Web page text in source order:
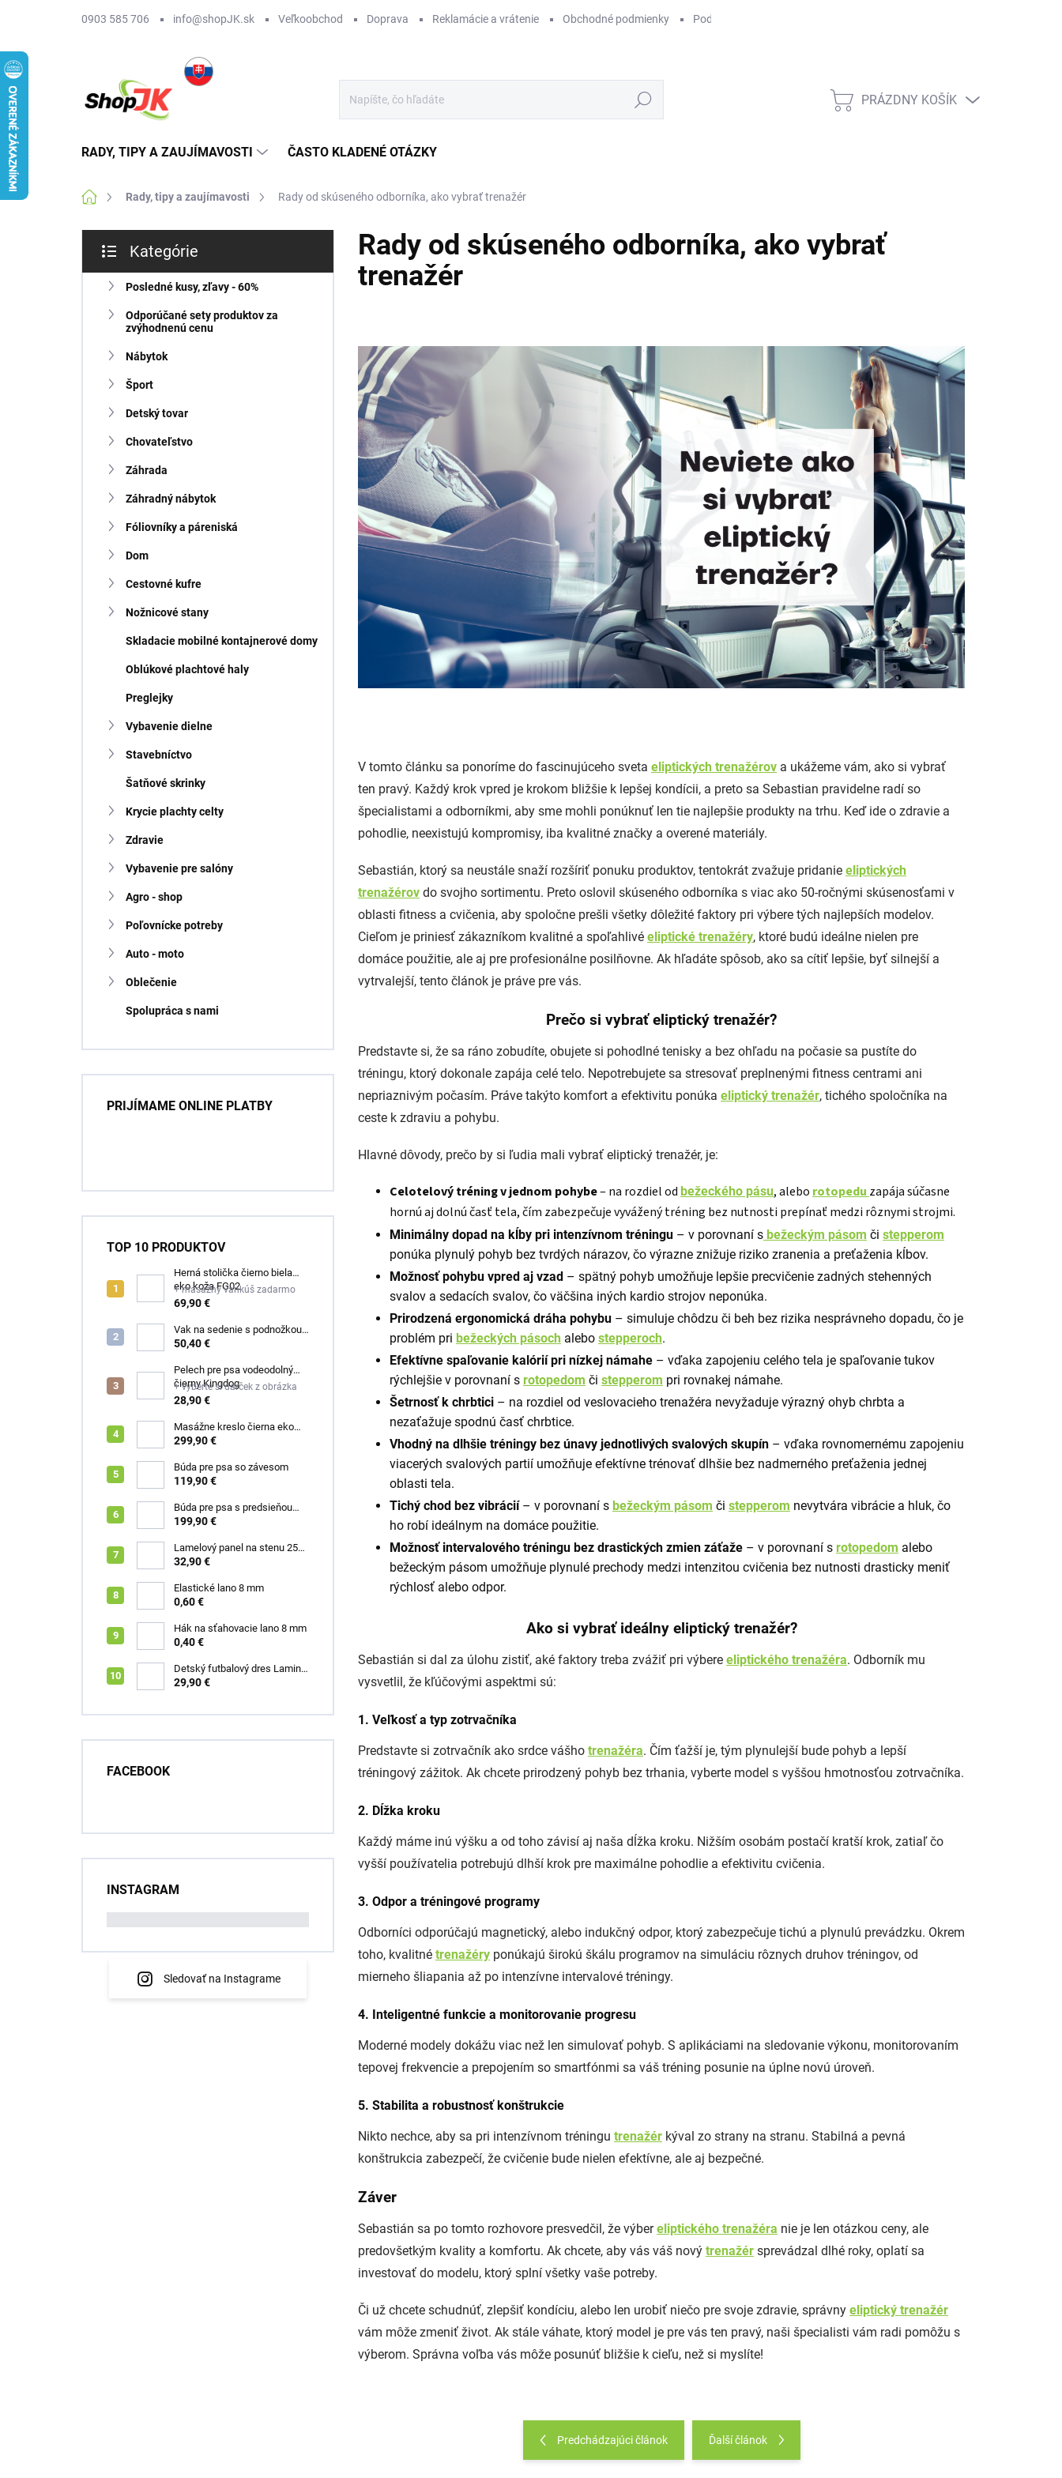
0903 585 706 info@shopJK.sk Veľkoobchod Doprava Reklamácie a vrátenie Obchodné podmienky Podmienky ochrany osobných údajov
Hľadať
NÁKUPNÝ
PRÁZDNY KOŠÍK
RADY, TIPY A ZAUJÍMAVOSTI ČASTO KLADENÉ OTÁZKY
DomovRady, tipy a zaujímavosti Rady od skúseného odborníka, ako vybrať trenažér
č
kategórie
Kategórie
Posledné kusy, zľavy - 60%
Odporúčané sety produktov za
zvýhodnenú cenu
Nábytok
Šport
Detský tovar
Chovateľstvo
Záhrada
Záhradný nábytok
Fóliovníky a páreniská
Dom
Cestovné kufre
Nožnicové stany
Skladacie mobilné kontajnerové domy
Oblúkové plachtové haly
Preglejky
Vybavenie dielne
Stavebníctvo
Šatňové skrinky
Krycie plachty celty
Zdravie
Vybavenie pre salóny
Agro - shop
Poľovnícke potreby
Auto - moto
Oblečenie
Spolupráca s nami
PRIJÍMAME ONLINE PLATBY
TOP 10 PRODUKTOV
Herná stolička čierno biela
eko koža FG02
+ masážny vankúš zadarmo
69,90 €
Vak na sedenie s podnožkou
čierny ekokoža
50,40 €
Pelech pre psa vodeodolný
čierny Kingdog
+ vyberte si darček z obrázka
28,90 €
Masážne kreslo čierna eko
koža Box
299,90 €
Búda pre psa so závesom
119,90 €
Búda pre psa s predsieňou
šedá XL Roky
199,90 €
Lamelový panel na stenu 255
x 46 cm dub zlatý
32,90 €
Elastické lano 8 mm
0,60 €
Hák na sťahovacie lano 8 mm
0,40 €
Detský futbalový dres Lamine
Yamal FC Barcelona
29,90 €
FACEBOOK
INSTAGRAM
Sledovať na Instagrame
Rady od skúseného odborníka, ako vybrať
trenažér
V tomto článku sa ponoríme do fascinujúceho sveta eliptických trenažérov a ukážeme vám, ako si vybrať
ten pravý. Každý krok vpred je krokom bližšie k lepšej kondícii, a preto sa Sebastian pravidelne radí so
špecialistami a odborníkmi, aby sme mohli ponúknuť len tie najlepšie produkty na trhu. Keď ide o zdravie a
pohodlie, neexistujú kompromisy, iba kvalitné značky a overené materiály.
Sebastián, ktorý sa neustále snaží rozšíriť ponuku produktov, tentokrát zvažuje pridanie eliptických
trenažérov do svojho sortimentu. Preto oslovil skúseného odborníka s viac ako 50-ročnými skúsenosťami v
oblasti fitness a cvičenia, aby spoločne prešli všetky dôležité faktory pri výbere tých najlepších modelov.
Cieľom je priniesť zákazníkom kvalitné a spoľahlivé eliptické trenažéry, ktoré budú ideálne nielen pre
domáce použitie, ale aj pre profesionálne posilňovne. Ak hľadáte spôsob, ako sa cítiť lepšie, byť silnejší a
vytrvalejší, tento článok je práve pre vás.
Prečo si vybraťeliptický trenažér?
Predstavte si, že sa ráno zobudíte, obujete si pohodlné tenisky a bez ohľadu na počasie sa pustíte do
tréningu, ktorý dokonale zapája celé telo. Nepotrebujete sa stresovať preplnenými fitness centrami ani
nepriaznivým počasím. Práve takýto komfort a efektivitu ponúka eliptický trenažér, tichého spoločníka na
ceste k zdraviu a pohybu.
Hlavné dôvody, prečo by si ľudia mali vybrať eliptický trenažér, je:
Celotelový tréning v jednom pohybe– na rozdiel od bežeckého pásu, alebo rotopedu zapája súčasne
hornú aj dolnú časť tela, čím zabezpečuje vyvážený tréning bez nutnosti prepínať medzi rôznymi strojmi.
Minimálny dopad na kĺby pri intenzívnom tréningu – v porovnaní s bežeckým pásom či stepperom
ponúka plynulý pohyb bez tvrdých nárazov, čo výrazne znižuje riziko zranenia a preťaženia kĺbov.
Možnosť pohybu vpred aj vzad – spätný pohyb umožňuje lepšie precvičenie zadných stehenných
svalov a sedacích svalov, čo väčšina iných kardio strojov neponúka.
Prirodzená ergonomická dráha pohybu – simuluje chôdzu či beh bez rizika nesprávneho dopadu, čo je
problém pri bežeckých pásoch alebo stepperoch.
Efektívne spaľovanie kalórií pri nízkej námahe – vďaka zapojeniu celého tela je spaľovanie tukov
rýchlejšie v porovnaní s rotopedom či stepperom pri rovnakej námahe.
Šetrnosť k chrbtici – na rozdiel od veslovacieho trenažéra nevyžaduje výrazný ohyb chrbta a
nezaťažuje spodnú časť chrbtice.
Vhodný na dlhšie tréningy bez únavy jednotlivých svalových skupín – vďaka rovnomernému zapojeniu
viacerých svalových partií umožňuje efektívne trénovať dlhšie bez nadmerného preťaženia jednej
oblasti tela.
Tichý chod bez vibrácií– v porovnaní s bežeckým pásom či stepperom nevytvára vibrácie a hluk, čo
ho robí ideálnym na domáce použitie.
Možnosť intervalového tréningu bez drastických zmien záťaže – v porovnaní s rotopedom alebo
bežeckým pásom umožňuje plynulé prechody medzi intenzitou cvičenia bez nutnosti drasticky meniť
rýchlosť alebo odpor.
Ako si vybrať ideálny eliptický trenažér?
Sebastián si dal za úlohu zistiť, aké faktory treba zvážiť pri výbere eliptického trenažéra. Odborník mu
vysvetlil, že kľúčovými aspektmi sú:
1. Veľkosť a typ zotrvačníka
Predstavte si zotrvačník ako srdce vášho trenažéra. Čím ťažší je, tým plynulejší bude pohyb a lepší
tréningový zážitok. Ak chcete prirodzený pohyb bez trhania, vyberte model s vyššou hmotnosťou zotrvačníka.
2. Dĺžka kroku
Každý máme inú výšku a od toho závisí aj naša dĺžka kroku. Nižším osobám postačí kratší krok, zatiaľ čo
vyšší používatelia potrebujú dlhší krok pre maximálne pohodlie a efektivitu cvičenia.
3. Odpor a tréningové programy
Odborníci odporúčajú magnetický, alebo indukčný odpor, ktorý zabezpečuje tichú a plynulú prevádzku. Okrem
toho, kvalitné trenažéry ponúkajú širokú škálu programov na simuláciu rôznych druhov tréningov, od
mierneho šliapania až po intenzívne intervalové tréningy.
4. Inteligentné funkcie a monitorovanie progresu
Moderné modely dokážu viac než len simulovať pohyb. S aplikáciami na sledovanie výkonu, monitorovaním
tepovej frekvencie a prepojením so smartfónmi sa váš tréning posunie na úplne novú úroveň.
5. Stabilita a robustnosť konštrukcie
Nikto nechce, aby sa pri intenzívnom tréningu trenažér kýval zo strany na stranu. Stabilná a pevná
konštrukcia zabezpečí, že cvičenie bude nielen efektívne, ale aj bezpečné.
Záver
Sebastián sa po tomto rozhovore presvedčil, že výbereliptického trenažéra nie je len otázkou ceny, ale
predovšetkým kvality a komfortu. Ak chcete, aby vás váš nový trenažér sprevádzal dlhé roky, oplatí sa
investovať do modelu, ktorý splní všetky vaše potreby.
Či už chcete schudnúť, zlepšiť kondíciu, alebo len urobiť niečo pre svoje zdravie, správny eliptický trenažér
vám môže zmeniť život. Ak stále váhate, ktorý model je pre vás ten pravý, naši špecialisti vám radi pomôžu s
výberom. Správna voľba vás môže posunúť bližšie k cieľu, než si myslíte!
Predchádzajúci článok Ďalší článok